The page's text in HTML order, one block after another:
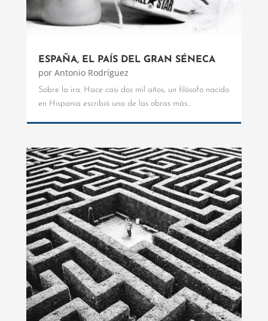
ESPAÑA, EL PAÍS DEL GRAN SÉNECA
por Antonio Rodríguez
Sobre la ira. Hace casi dos mil años, un filósofo nacido
en Hispania escribió una de las obras más...